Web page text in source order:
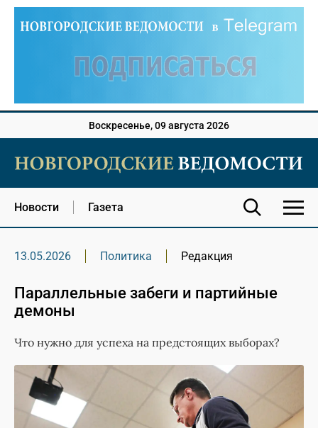
Воскресенье, 09 августа 2026
Новости Газета
13.05.2026 Политика Редакция
Параллельные забеги и партийные
демоны
Что нужно для успеха на предстоящих выборах?